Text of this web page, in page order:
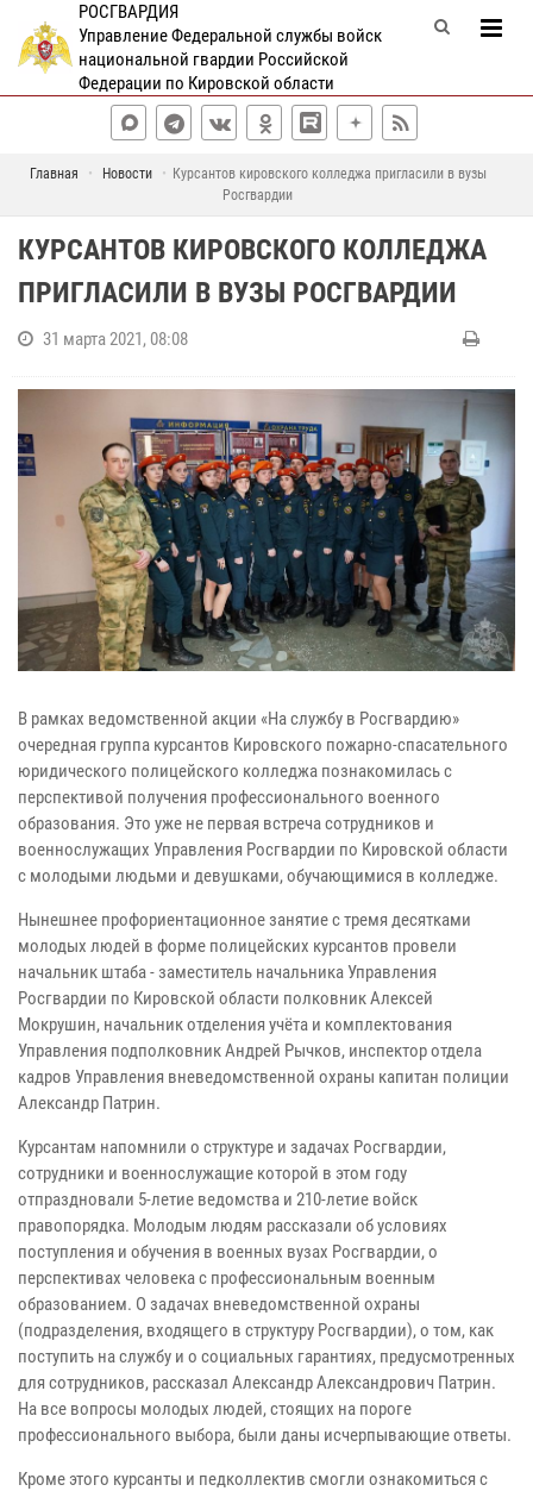
РОСГВАРДИЯ
Управление Федеральной службы войск
национальной гвардии Российской
Федерации по Кировской области
Главная Новости
Курсантов кировского колледжа пригласили в вузы
Росгвардии
КУРСАНТОВ КИРОВСКОГО КОЛЛЕДЖА
ПРИГЛАСИЛИ В ВУЗЫ РОСГВАРДИИ
31 марта 2021, 08:08
В рамках ведомственной акции «На службу в Росгвардию»
очередная группа курсантов Кировского пожарно-спасательного
юридического полицейского колледжа познакомилась с
перспективой получения профессионального военного
образования. Это уже не первая встреча сотрудников и
военнослужащих Управления Росгвардии по Кировской области
с молодыми людьми и девушками, обучающимися в колледже.
Нынешнее профориентационное занятие с тремя десятками
молодых людей в форме полицейских курсантов провели
начальник штаба - заместитель начальника Управления
Росгвардии по Кировской области полковник Алексей
Мокрушин, начальник отделения учёта и комплектования
Управления подполковник Андрей Рычков, инспектор отдела
кадров Управления вневедомственной охраны капитан полиции
Александр Патрин.
Курсантам напомнили о структуре и задачах Росгвардии,
сотрудники и военнослужащие которой в этом году
отпраздновали 5-летие ведомства и 210-летие войск
правопорядка. Молодым людям рассказали об условиях
поступления и обучения в военных вузах Росгвардии, о
перспективах человека с профессиональным военным
образованием. О задачах вневедомственной охраны
(подразделения, входящего в структуру Росгвардии), о том, как
поступить на службу и о социальных гарантиях, предусмотренных
для сотрудников, рассказал Александр Александрович Патрин.
На все вопросы молодых людей, стоящих на пороге
профессионального выбора, были даны исчерпывающие ответы.
Кроме этого курсанты и педколлектив смогли ознакомиться с